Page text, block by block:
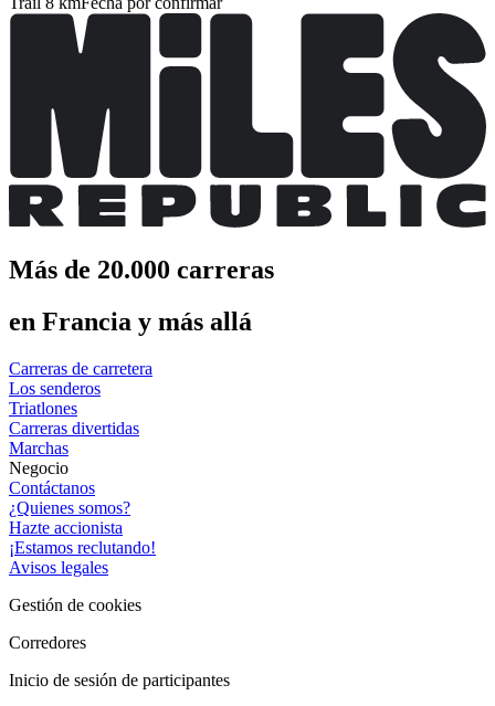
Más de 20.000 carreras
en Francia y más allá
Carreras de carretera
Los senderos
Triatlones
Carreras divertidas
Marchas
Negocio
Contáctanos
¿Quienes somos?
Hazte accionista
¡Estamos reclutando!
Avisos legales
Gestión de cookies
Corredores
Inicio de sesión de participantes